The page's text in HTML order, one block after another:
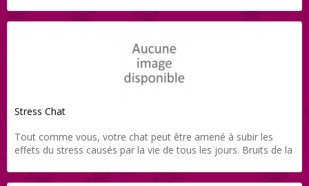
vétérinaire vous propose toute une gamme de produits
tout directement livré chez vous grâce à Direct-Vet.
Stress Chat
Tout comme vous, votre chat peut être amené à subir les
effets du stress causés par la vie de tous les jours. Bruits de la
déménagement… sont autant d’évènements pouvant affecter